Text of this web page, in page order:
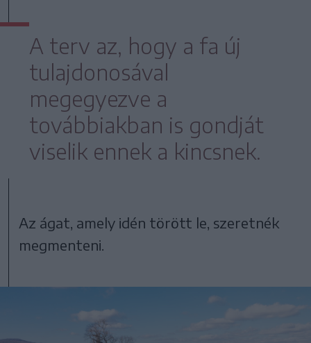
A terv az, hogy a fa új
tulajdonosával
megegyezve a
továbbiakban is gondját
viselik ennek a kincsnek.
Az ágat, amely idén törött le, szeretnék
megmenteni.